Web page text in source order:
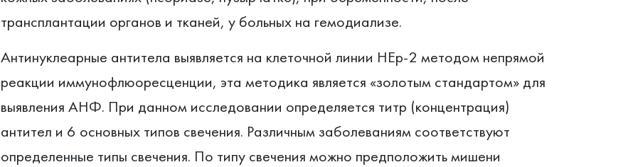
трансплантации органов и тканей, у больных на гемодиализе.
Антинуклеарные антитела выявляется на клеточной линии HEp-2 методом непрямой
реакции иммунофлюоресценции, эта методика является «золотым стандартом» для
выявления АНФ. При данном исследовании определяется титр (концентрация)
антител и 6 основных типов свечения. Различным заболеваниям соответствуют
определенные типы свечения. По типу свечения можно предположить мишени